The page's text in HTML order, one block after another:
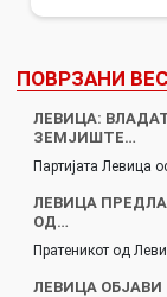
ПОВРЗАНИ
ЛЕВИЦА:
ЗЕМЈИШТЕ…
Партијата Левица
ЛЕВИЦА
ОД…
Пратеникот од
ЛЕВИЦА ОБЈАВИ